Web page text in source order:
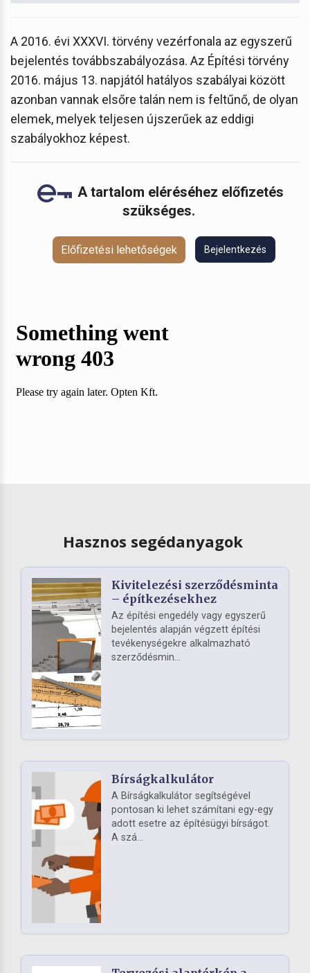
A 2016. évi XXXVI. törvény vezérfonala az egyszerű
bejelentés továbbszabályozása. Az Építési törvény
2016. május 13. napjától hatályos szabályai között
azonban vannak elsőre talán nem is feltűnő, de olyan
elemek, melyek teljesen újszerűek az eddigi
szabályokhoz képest.
A tartalom eléréséhez előfizetés
szükséges.
Előfizetési lehetőségek Bejelentkezés
Hasznos segédanyagok
Kivitelezési szerződésminta
– építkezésekhez
Az építési engedély vagy egyszerű
bejelentés alapján végzett építési
tevékenységekre alkalmazható
szerződésmin...
Bírságkalkulátor
A Bírságkalkulátor segítségével
pontosan ki lehet számítani egy-egy
adott esetre az építésügyi bírságot.
A szá...